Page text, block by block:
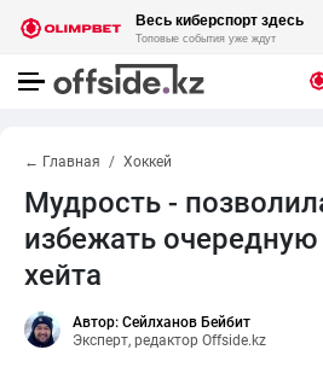
← Главная Хоккей
Мудрость -
избежать
хейта
Автор: Сейлханов Бейбит
Эксперт, редактор Offside.kz